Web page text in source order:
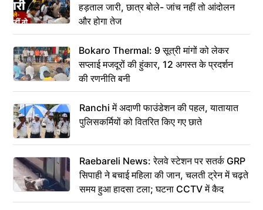
हड़ताल जारी, छात्र बोले- जांच नहीं तो आंदोलन
और होगा तेज
Bokaro Thermal: 9 सूत्री मांगों को लेकर
सप्लाई मजदूरों की हुंकार, 12 अगस्त के प्रदर्शन
की रणनीति बनी
Ranchi में अदाणी फाउंडेशन की पहल, यातायात
पुलिसकर्मियों को वितरित किए गए छाते
Raebareli News: रेलवे स्टेशन पर सतर्क GRP
सिपाही ने बचाई महिला की जान, चलती ट्रेन में चढ़ते
समय हुआ हादसा टला; घटना CCTV में कैद